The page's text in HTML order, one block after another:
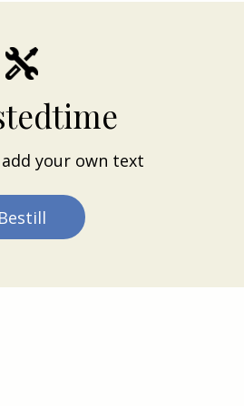
your own text
Bestill